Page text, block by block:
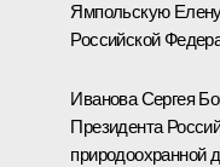
Ямпольскую
Российской
ИвановаСергея
Президента
природоохранной